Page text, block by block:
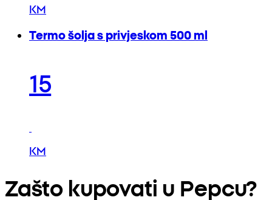
KM
Termo šolja s privjeskom 500 ml
15
KM
Zašto kupovati u Pepcu?